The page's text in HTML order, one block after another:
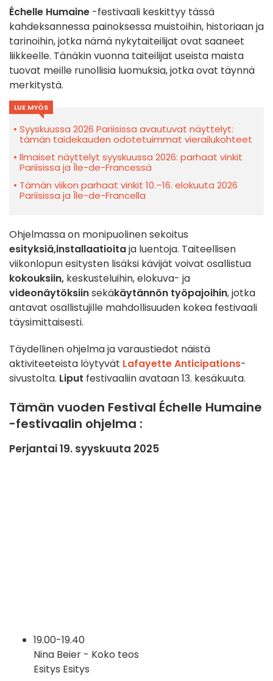
Échelle Humaine -festivaali keskittyy tässä
kahdeksannessa painoksessa muistoihin, historiaan ja
tarinoihin, jotka nämä nykytaiteilijat ovat saaneet
liikkeelle. Tänäkin vuonna taiteilijat useista maista
tuovat meille runollisia luomuksia, jotka ovat täynnä
merkitystä.
LUE MYÖS
Syyskuussa 2026 Pariisissa avautuvat näyttelyt:
tämän taidekauden odotetuimmat vierailukohteet
Ilmaiset näyttelyt syyskuussa 2026: parhaat vinkit
Pariisissa ja Île-de-Francessä
Tämän viikon parhaat vinkit 10.–16. elokuuta 2026
Pariisissa ja Île-de-Francella
Ohjelmassa on monipuolinen sekoitus
esityksiä,installaatioitaja luentoja. Taiteellisen
viikonlopun esitysten lisäksi kävijät voivat osallistua
kokouksiin, keskusteluihin, elokuva- ja
videonäytöksiinsekäkäytännön työpajoihin, jotka
antavat osallistujille mahdollisuuden kokea festivaali
täysimittaisesti.
Täydellinen ohjelma ja varaustiedot näistä
aktiviteeteista löytyvät Lafayette Anticipations-
sivustolta. Liput festivaaliin avataan 13. kesäkuuta.
Tämän vuoden Festival Échelle Humaine
-festivaalin ohjelma :
Perjantai 19. syyskuuta 2025
19.00-19.40
Nina Beier - Koko teos
Esitys Esitys